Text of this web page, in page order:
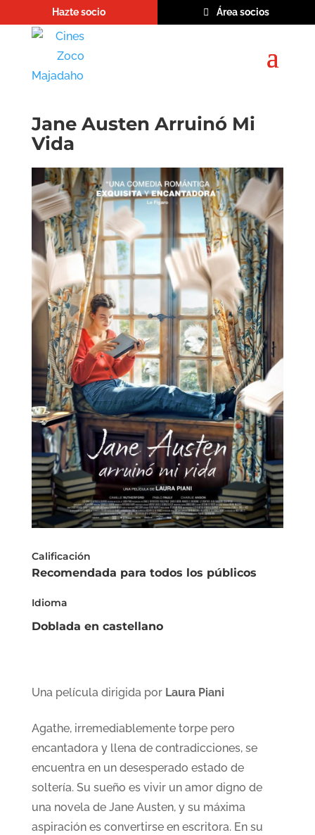
Hazte socio Área socios
Jane Austen Arruinó Mi
Vida
Calificación
Recomendada para todos los públicos
Idioma
Doblada en castellano
Una película dirigida por Laura Piani
Agathe, irremediablemente torpe pero
encantadora y llena de contradicciones, se
encuentra en un desesperado estado de
soltería. Su sueño es vivir un amor digno de
una novela de Jane Austen, y su máxima
aspiración es convertirse en escritora. En su